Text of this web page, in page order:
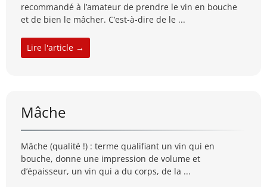
recommandé à l’amateur de prendre le vin en bouche
et de bien le mâcher. C’est-à-dire de le ...
Lire l'article →
Mâche
Mâche (qualité !) : terme qualifiant un vin qui en
bouche, donne une impression de volume et
d’épaisseur, un vin qui a du corps, de la ...